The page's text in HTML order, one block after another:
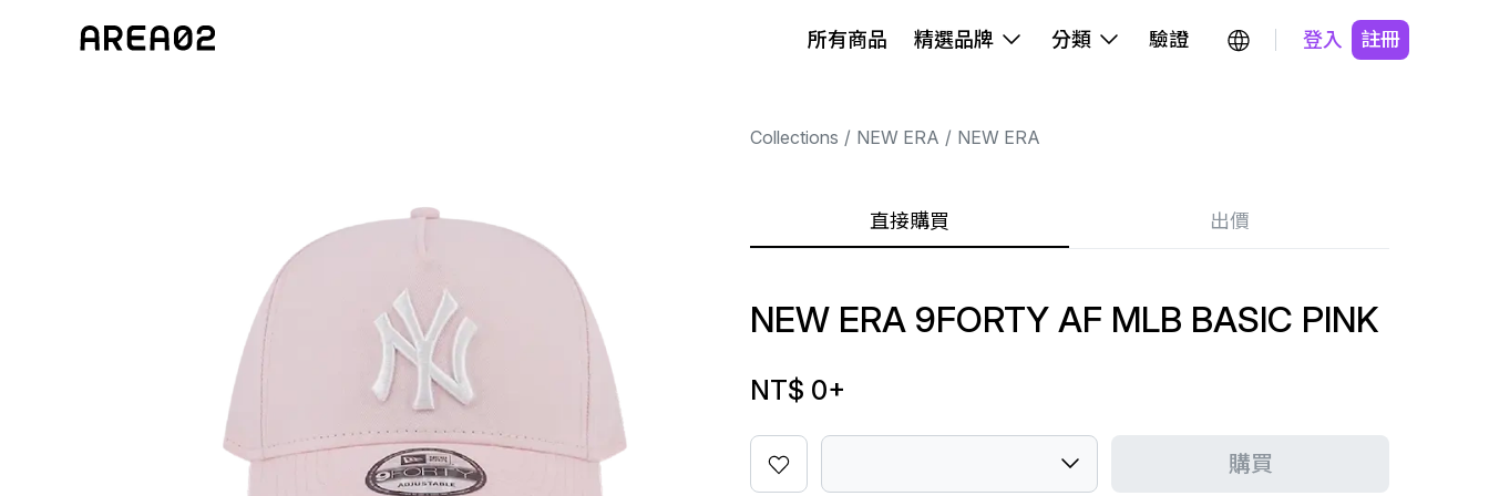
所有商品 精選品牌 分類 驗證 登入 註冊
Collections NEW ERA NEW ERA
直接購買 出價
NEW ERA 9FORTY AF MLB BASIC PINK
NT$ 0+
購買